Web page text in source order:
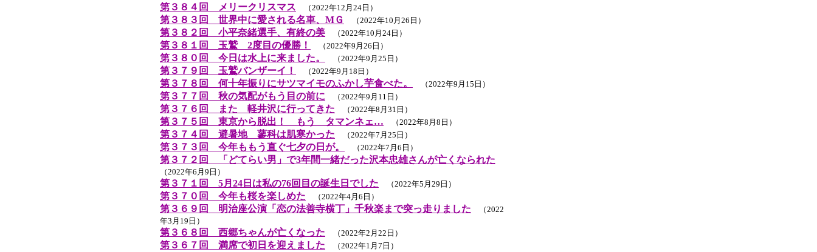
第３８４回 メリークリスマス （2022年12月24日）
第３８３回 世界中に愛される名車、MＧ （2022年10月26日）
第３８２回 小平奈緒選手、有終の美 （2022年10月24日）
第３８１回 玉鷲 2度目の優勝！ （2022年9月26日）
第３８０回 今日は水上に来ました。 （2022年9月25日）
第３７９回 玉鷲バンザーイ！ （2022年9月18日）
第３７８回 何十年振りにサツマイモのふかし芋食べた。 （2022年9月15日）
第３７７回 秋の気配がもう目の前に （2022年9月11日）
第３７６回 また 軽井沢に行ってきた （2022年8月31日）
第３７５回 東京から脱出！ もう タマンネェ… （2022年8月8日）
第３７４回 避暑地 蓼科は肌寒かった （2022年7月25日）
第３７３回 今年ももう直ぐ七夕の日が。 （2022年7月6日）
第３７２回 「どてらい男」で3年間一緒だった沢本忠雄さんが亡くなられた
（2022年6月9日）
第３７１回 5月24日は私の76回目の誕生日でした （2022年5月29日）
第３７０回 今年も桜を楽しめた （2022年4月6日）
第３６９回 明治座公演「恋の法善寺横丁」千秋楽まで突っ走りました （2022
年3月19日）
第３６８回 西郷ちゃんが亡くなった （2022年2月22日）
第３６７回 満席で初日を迎えました （2022年1月7日）